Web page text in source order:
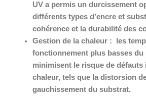
UV a permis un durcissement
différents types d’encre et
cohérence et la durabilité des
Gestion de la chaleur : les
fonctionnement plus basses du
minimisent le risque de défauts
chaleur, tels que la distorsion
gauchissement du substrat.